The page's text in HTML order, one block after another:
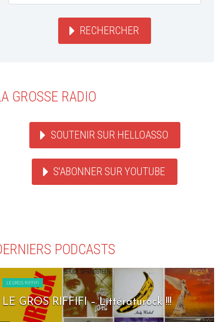
RECHERCHER
GROSSE RADIO
SOUTENIR SUR HELLOASSO
S'ABONNER SUR YOUTUBE
PODCASTS
LE GROS RIFFIFI
LE GROS RIFFIFI – Seven Days To Rock !!!